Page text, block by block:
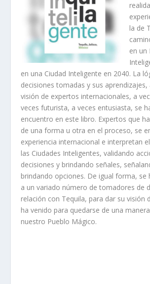
la de
en un
en una Ciudad Inteligente en 2040. La
decisiones tomadas y sus
visión de expertos internacionales, a
veces futurista, a veces entusiasta, se
encuentro en este libro. Expertos que
de una forma u otra en el proceso, se
experiencia internacional e interpretan
las Ciudades Inteligentes, validando
decisiones y brindando señales,
brindando opciones. De igual forma, se
a un variado número de tomadores de
relación con Tequila, para dar su visión
ha venido para quedarse de una
nuestro Pueblo Mágico.